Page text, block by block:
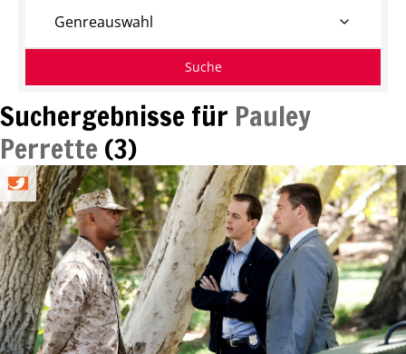
Suchergebnisse für Pauley
Perrette(3)
Genreauswahl
Suche